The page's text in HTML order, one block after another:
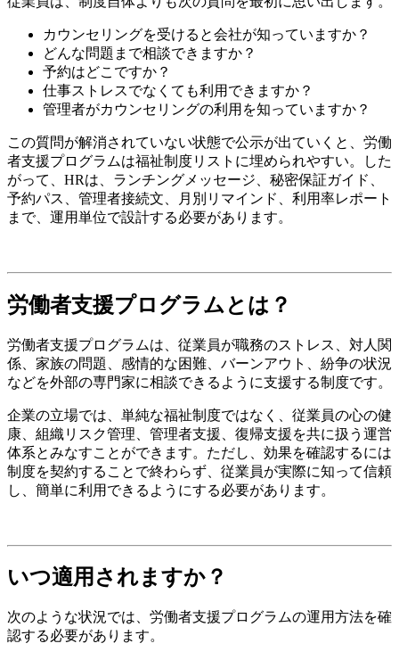
カウンセリングを受けると会社が知っていますか？
どんな問題まで相談できますか？
予約はどこですか？
仕事ストレスでなくても利用できますか？
管理者がカウンセリングの利用を知っていますか？
この質問が解消されていない状態で公示が出ていくと、労働
者支援プログラムは福祉制度リストに埋められやすい。した
がって、HRは、ランチングメッセージ、秘密保証ガイド、
予約パス、管理者接続文、月別リマインド、利用率レポート
まで、運用単位で設計する必要があります。
労働者支援プログラムとは？
労働者支援プログラムは、従業員が職務のストレス、対人関
係、家族の問題、感情的な困難、バーンアウト、紛争の状況
などを外部の専門家に相談できるように支援する制度です。
企業の立場では、単純な福祉制度ではなく、従業員の心の健
康、組織リスク管理、管理者支援、復帰支援を共に扱う運営
体系とみなすことができます。ただし、効果を確認するには
制度を契約することで終わらず、従業員が実際に知って信頼
し、簡単に利用できるようにする必要があります。
いつ適用されますか？
次のような状況では、労働者支援プログラムの運用方法を確
認する必要があります。